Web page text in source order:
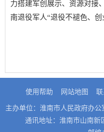
力搭建军创展示、资源对接
南退役军人“退役不褪色、创
使用帮助 网站地图
主办单位：淮南市人民政府办公
通讯地址：淮南市山南新